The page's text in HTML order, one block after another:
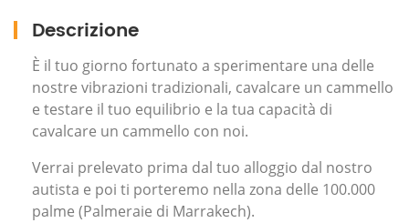
Descrizione
È il tuo giorno fortunato a sperimentare una delle
nostre vibrazioni tradizionali, cavalcare un cammello
e testare il tuo equilibrio e la tua capacità di
cavalcare un cammello con noi.
Verrai prelevato prima dal tuo alloggio dal nostro
autista e poi ti porteremo nella zona delle 100.000
palme (Palmeraie di Marrakech).